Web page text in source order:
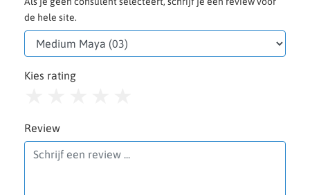
de hele site.
Kies rating
Review